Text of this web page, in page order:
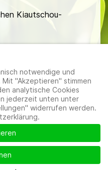
Kiautschou-
|Cookie-
notwendige und
"Akzeptieren" stimmen
analytische Cookies
jederzeit unten unter
widerrufen werden.